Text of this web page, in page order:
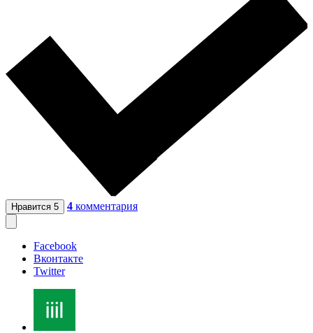
Нравится 5 4 комментария
Facebook
Вконтакте
Twitter